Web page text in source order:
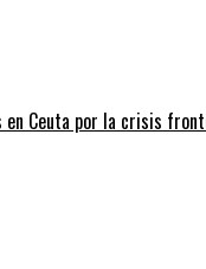
en Ceuta por la crisis